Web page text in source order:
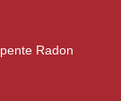
Radon